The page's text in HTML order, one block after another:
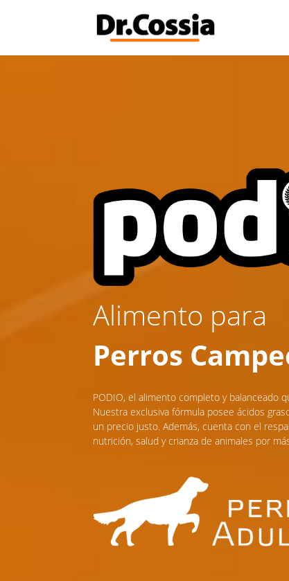
Alimento para
Perros
PODIO, el alimento completo y balanceado
Nuestra exclusiva fórmula posee ácidos
un precio justo. Además, cuenta con el
nutrición, salud y crianza de animales por